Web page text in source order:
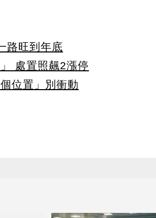
路旺到年底
處置照飆2漲停
位置」別衝動